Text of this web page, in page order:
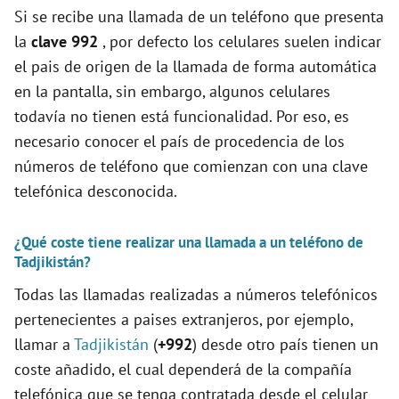
e
o
Si se recibe una llamada de un teléfono que presenta
la clave 992 , por defecto los celulares suelen indicar
el pais de origen de la llamada de forma automática
en la pantalla, sin embargo, algunos celulares
todavía no tienen está funcionalidad. Por eso, es
necesario conocer el país de procedencia de los
números de teléfono que comienzan con una clave
telefónica desconocida.
¿Qué coste tiene realizar una llamada a un teléfono de
Tadjikistán?
Todas las llamadas realizadas a números telefónicos
pertenecientes a paises extranjeros, por ejemplo,
llamar a Tadjikistán (+992) desde otro país tienen un
coste añadido, el cual dependerá de la compañía
telefónica que se tenga contratada desde el celular